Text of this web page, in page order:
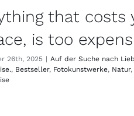
that costs
is too
26th, 2025 | Auf der Suche nach
, Bestseller, Fotokunstwerke, Natur,